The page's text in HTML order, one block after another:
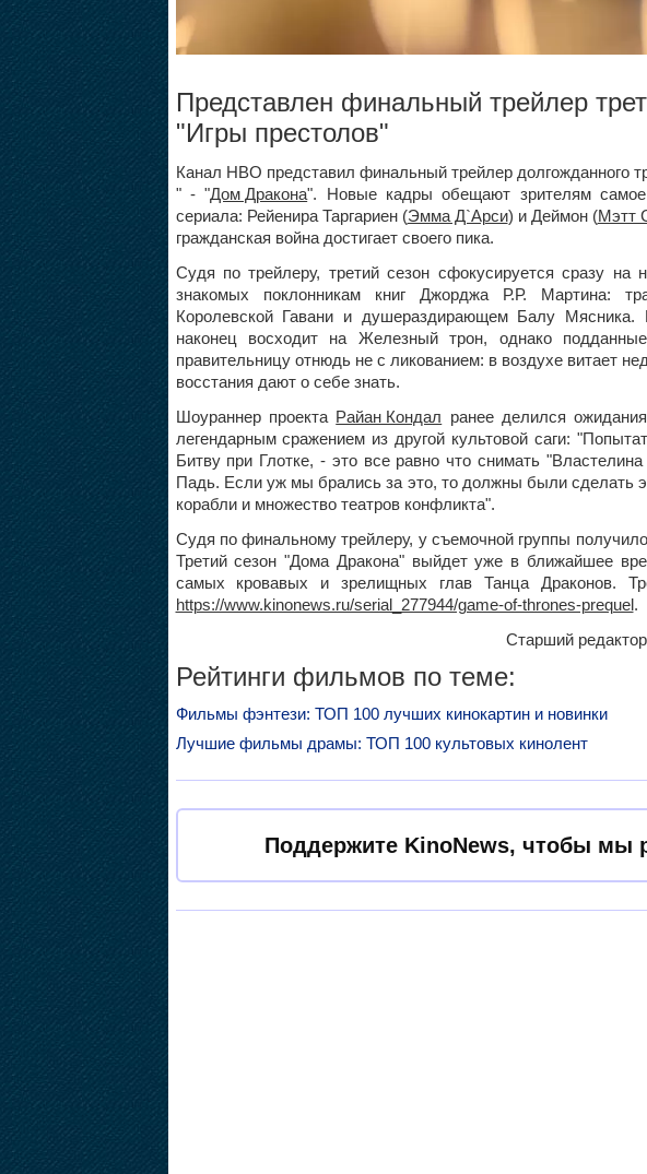
Представлен финальный трейлер
"Игры престолов"
Канал HBO представил финальный трейлер долгожданного
" - "Дом Дракона". Новые кадры обещают зрителям
сериала: Рейенира Таргариен (Эмма Д`Арси) и Деймон (Мэтт
гражданская война достигает своего пика.
Судя по трейлеру, третий сезон сфокусируется сразу на
знакомых поклонникам книг Джорджа Р.Р. Мартина:
Королевской Гавани и душераздирающем Балу Мясника.
наконец восходит на Железный трон, однако
правительницу отнюдь не с ликованием: в воздухе витает
восстания дают о себе знать.
Шоураннер проекта Райан Кондал ранее делился
легендарным сражением из другой культовой саги:
Битву при Глотке, - это все равно что снимать
Падь. Если уж мы брались за это, то должны были сделать
корабли и множество театров конфликта".
Судя по финальному трейлеру, у съемочной группы
Третий сезон "Дома Дракона" выйдет уже в ближайшее
самых кровавых и зрелищных глав Танца Драконов.
https://www.kinonews.ru/serial_277944/game-of-thrones-prequel.
Старший
Рейтинги фильмов по теме:
Фильмы фэнтези: ТОП 100 лучших кинокартин и новинки
Лучшие фильмы драмы: ТОП 100 культовых кинолент
Поддержите KinoNews, чтобы мы